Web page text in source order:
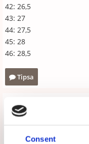
Consent
42: 26,5
43: 27
44: 27,5
45: 28
46: 28,5
Tipsa
Moheda